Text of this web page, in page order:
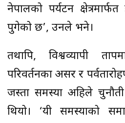
नेपालको पर्यटन क्षेत्रमार्फत
पुगेको छ’, उनले भने।
तथापि, विश्वव्यापी
परिवर्तनका असर र
जस्ता समस्या अहिले
थियो। ‘यी समस्याको